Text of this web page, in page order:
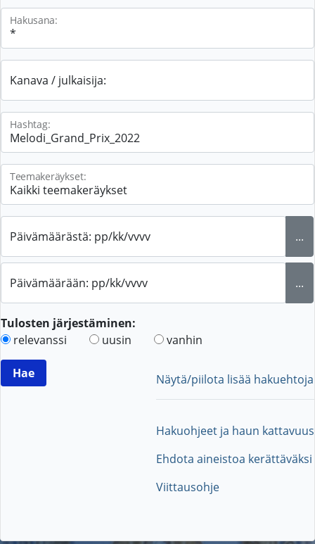
Hakusana:
Kanava / julkaisija:
Hashtag:
Teemakeräykset:
Päivämäärästä: pp/kk/vvvv ...
Päivämäärään: pp/kk/vvvv ...
Tulosten järjestäminen:
relevanssi
uusin vanhin
Näytä/piilota lisää hakuehtoja
Hakuohjeet ja haun kattavuus
Ehdota aineistoa kerättäväksi
Viittausohje